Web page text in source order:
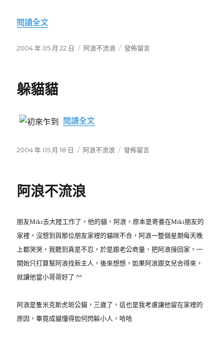
閱讀全文
發
2004 年 05 月 22 日
分
阿浪不流浪
在
發佈留言
躲貓貓
閱讀全文
發
2004 年 05 月 18 日
分
阿浪不流浪
在
發佈留言
阿浪不流浪
朋友Miki去大陸工作了，他的貓，阿浪，原本是寄養在Miki朋友的
家裡，沒想到與那位朋友家裡的貓咪不合，阿浪一整個星期每天晚
上都哭哭，我聽到真是不忍，於是跟老公商量，把阿浪接回家，一
開始只打算幫阿浪找新主人，後來想想，如果阿浪跟女兒合得來，
就讓他當小哥哥好了 ^^
阿浪是隻米克斯虎斑公貓，三歲了，這也是我考慮讓他留在家裡的
原因，畢竟成貓懂得如何閃躲小人，哈哈